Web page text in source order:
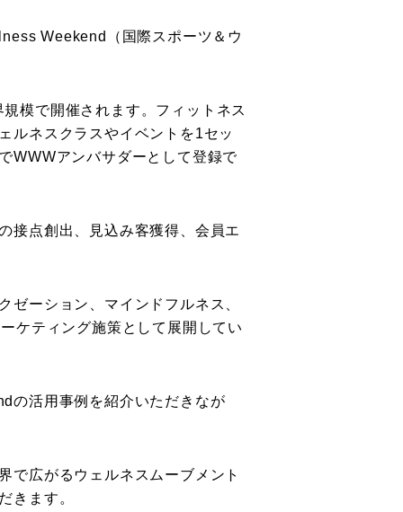
Weekend（国際スポーツ＆ウ
模で開催されます。フィットネス
ルネスクラスやイベントを1セッ
WWWアンバサダーとして登録で
接点創出、見込み客獲得、会員エ
ーション、マインドフルネス、
ケティング施策として展開してい
の活用事例を紹介いただきなが
で広がるウェルネスムーブメント
きます。